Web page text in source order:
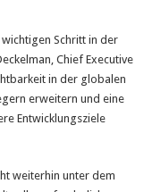
Schritt in der
Chief Executive
in der globalen
erweitern und eine
Entwicklungsziele
weiterhin unter dem